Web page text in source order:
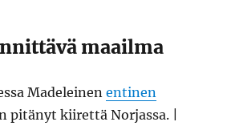
maailma
Madeleinenentinen
pitänyt kiirettä Norjassa. |